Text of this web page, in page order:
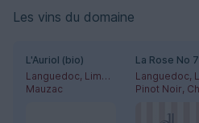
Les vins du domaine
L'Auriol (bio)
Languedoc, Limoux
Mauzac
La Rose No 7